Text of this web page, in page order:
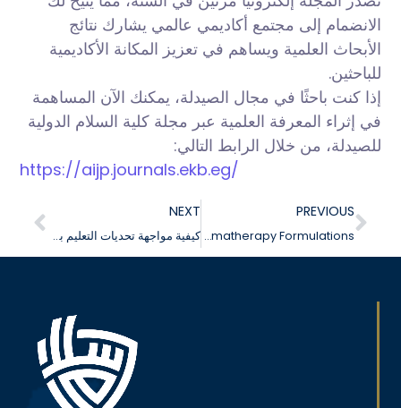
الانضمام إلى مجتمع أكاديمي عالمي يشارك نتائج
الأبحاث العلمية ويساهم في تعزيز المكانة الأكاديمية
للباحثين.
إذا كنت باحثًا في مجال الصيدلة، يمكنك الآن المساهمة
في إثراء المعرفة العلمية عبر مجلة كلية السلام الدولية
للصيدلة، من خلال الرابط التالي:
https://aijp.journals.ekb.eg/
PREVIOUS
Cosmetics and Aromatherapy Formulations تعلن كلية الصيدلة عن إقامة
NEXT
كيفية مواجهة تحديات التعليم بواسطة الذكاء الاصطناعي